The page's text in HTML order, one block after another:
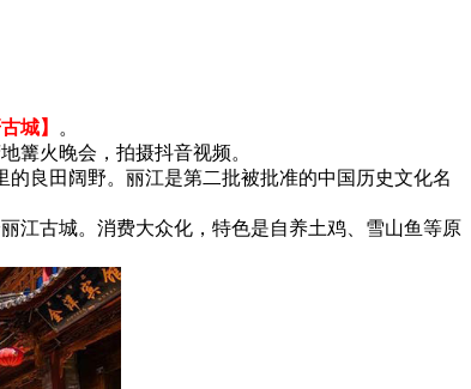
城】
。
篝火晚会，拍摄抖音视频。
良田阔野。丽江是第二批被批准的中国历史文化名
江古城。消费大众化，特色是自养土鸡、雪山鱼等原